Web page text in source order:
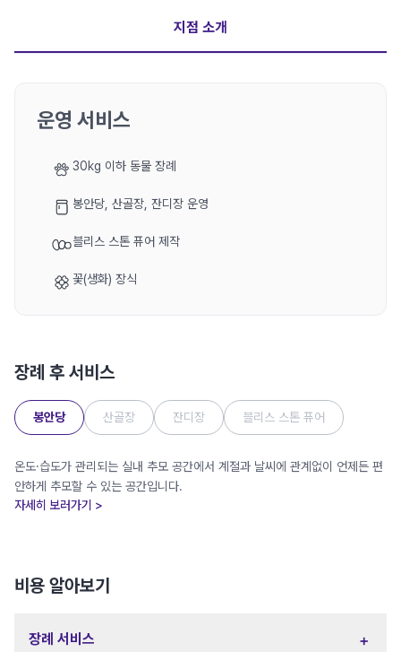
지점 소개
운영 서비스
30kg 이하 동물 장례
봉안당, 산골장, 잔디장 운영
블리스 스톤 퓨어 제작
꽃(생화) 장식
장례 후 서비스
봉안당 산골장 잔디장 블리스 스톤 퓨어
온도·습도가 관리되는 실내 추모 공간에서 계절과 날씨에 관계없이 언제든 편
안하게 추모할 수 있는 공간입니다.
자세히 보러가기 >
비용 알아보기
장례 서비스 +